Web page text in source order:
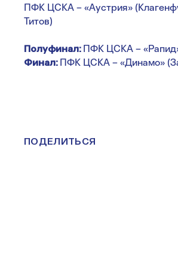
ПФК ЦСКА – «Аустрия»
Титов)
Полуфинал: ПФК ЦСКА –
Финал: ПФК ЦСКА – «Динамо»
ПОДЕЛИТЬСЯ